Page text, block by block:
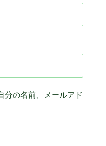
分の名前、メールアド